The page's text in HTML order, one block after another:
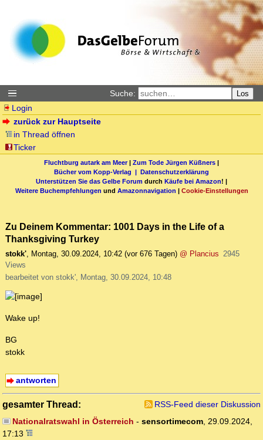
Suche: Los
Login
zurück zur Hauptseite
in Thread öffnen
Ticker
Fluchtburg autark am Meer| Zum Tode Jürgen Küßners |
Bücher vom Kopp-Verlag | Datenschutzerklärung
Unterstützen Sie das Gelbe Forum durch Käufe bei Amazon! |
Weitere Buchempfehlungen und Amazonnavigation | Cookie-Einstellungen
Zu Deinem Kommentar: 1001 Days in the Life of a
Thanksgiving Turkey
stokk', Montag, 30.09.2024, 10:42 (vor 676 Tagen) @ Plancius 2945
Views
bearbeitet von stokk', Montag, 30.09.2024, 10:48
Wake up!
BG
stokk
antworten
gesamter Thread:
RSS-Feed dieser Diskussion
Nationalratswahl in Österreich - sensortimecom, 29.09.2024,
17:13